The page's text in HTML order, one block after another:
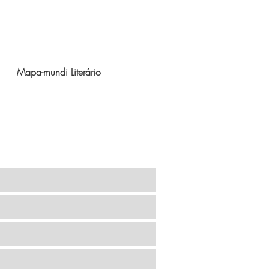
Mapa-mundi Literário